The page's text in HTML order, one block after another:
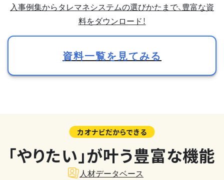
入事例集からタレマネシステムの選びかたまで、豊富な資
料をダウンロード！
資料一覧を見てみる
カオナビだからできる
「やりたい」が叶う豊富な機能
人材データベース